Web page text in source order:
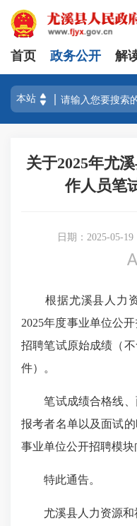
首页 政务公开 解
关于2025年尤
作人员笔
日期：2025-05-19
根据尤溪县人力资
2025年度事业单位公
招聘笔试原始成绩（
件）。
笔试成绩合格线、
报考者名单以及面试
事业单位公开招聘模块
特此通告。
尤溪县人力资源和